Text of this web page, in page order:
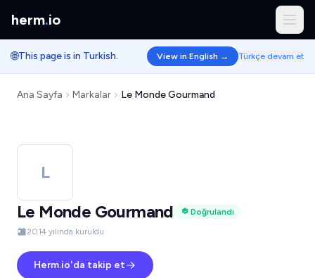
herm.io
🌐This page is in Turkish. View in English → Türkçe devam et
Ana Sayfa Markalar Le Monde Gourmand
L
Le Monde Gourmand
Doğrulandı
2014 yılında kuruldu
Herm.io'da takip et